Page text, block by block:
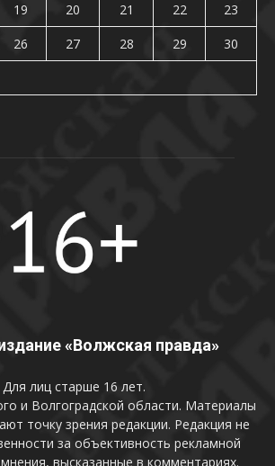
19 20 21 22
23
26 27 28 29
30
«Волжская правда»
Для лиц старше 16 лет.
и Волгоградской области. Материалы
точку зрения редакции. Редакция не
за объективность рекламной
высказанные в комментариях.